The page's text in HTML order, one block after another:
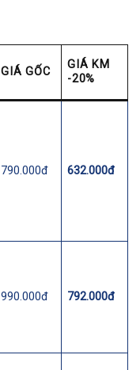
GIÁ GỐC
GIÁ KM
-20%
790.000đ 632.000đ
990.000đ 792.000đ